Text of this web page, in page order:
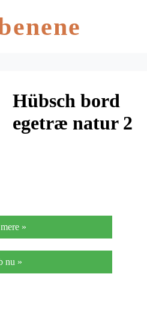
Hübsch bord
egetræ natur 2
»
nu »